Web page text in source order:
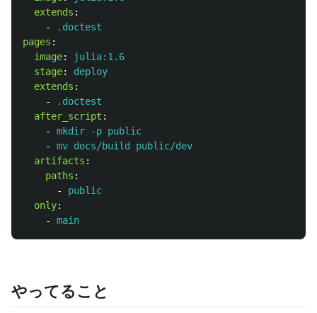
extends :
-
.doctest
pages :
image:
julia:1.6
stage:
deploy
extends :
-
.doctest
after_script :
-
mkdir -p public
-
mv docs/build public/dev
artifacts :
paths :
-
public
only:
-
main
やってること